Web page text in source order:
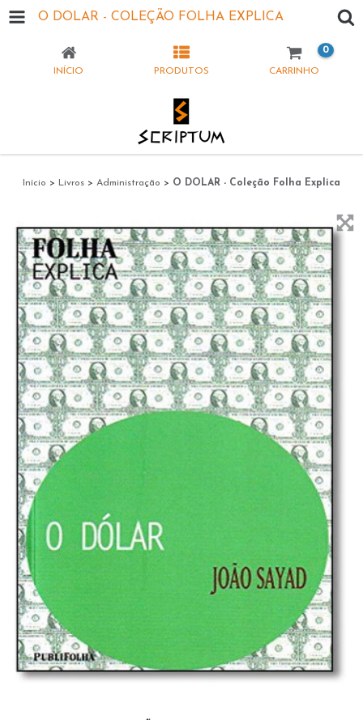
O DOLAR - COLEÇÃO FOLHA EXPLICA
INÍCIO PRODUTOS CARRINHO
0
Início > Livros > Administração > O DOLAR - Coleção Folha Explica